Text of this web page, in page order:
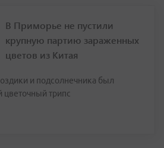
В Приморье не пустили
крупную партию зараженных
цветов из Китая
и подсолнечника был
цветочный трипс